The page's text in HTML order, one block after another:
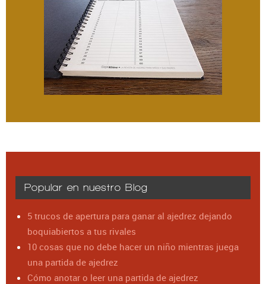
Popular en nuestro Blog
5 trucos de apertura para ganar al ajedrez dejando
boquiabiertos a tus rivales
10 cosas que no debe hacer un niño mientras juega
una partida de ajedrez
Cómo anotar o leer una partida de ajedrez